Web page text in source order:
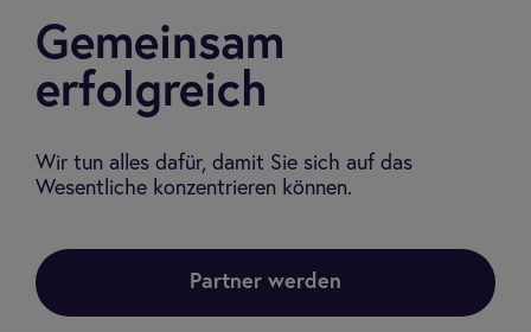
Gemeinsam
erfolgreich
Wir tun alles dafür, damit Sie sich auf das
Wesentliche konzentrieren können.
Partner werden